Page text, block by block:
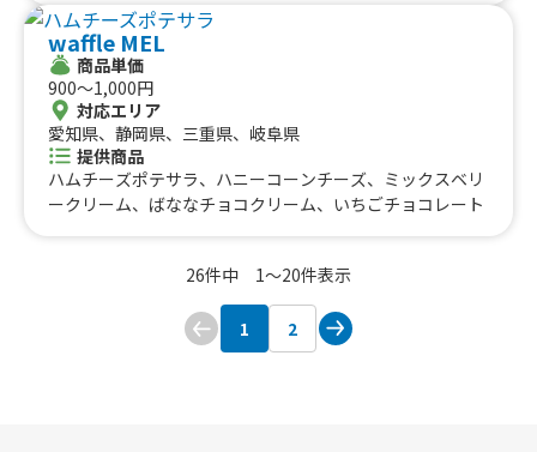
waffle MEL
商品単価
900〜1,000円
対応エリア
愛知県、静岡県、三重県、岐阜県
提供商品
ハムチーズポテサラ、ハニーコーンチーズ、ミックスベリ
ークリーム、ばななチョコクリーム、いちごチョコレート
26件中 1〜20件表示
1 2